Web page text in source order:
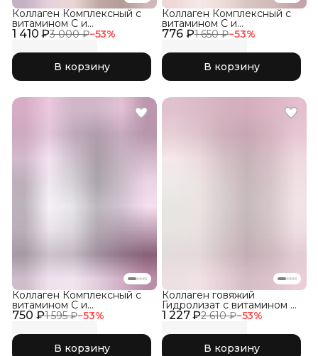
1 410 ₽3 000 ₽−53%
Коллаген Комплексный с
витамином C и
гиалуроновой кислотой,
В корзину
776 ₽1 650 ₽−53%
Коллаген Комплексный с
витамином C и
гиалуроновой кислотой,
В корзину
750 ₽1 595 ₽−53%
Коллаген Комплексный с
витамином C и
гиалуроновой кислотой,
В корзину
1 227 ₽2 610 ₽−53%
Коллаген говяжий
Гидролизат с витамином С,
300г
В корзину